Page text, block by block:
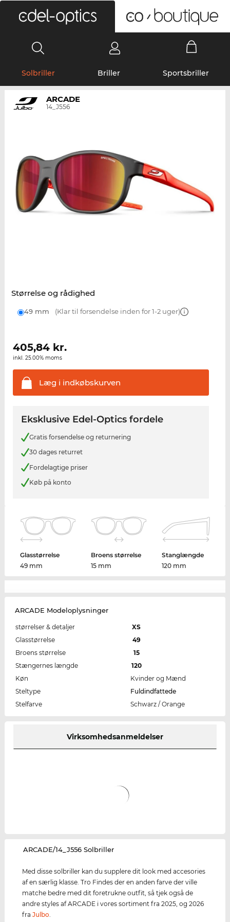
Solbriller Briller Sportsbriller
ARCADE
14_J556
Størrelse og rådighed
49 mm (Klar til forsendelse inden for 1-2 uger)
405,84kr.
inkl. 25.00% moms
Læg i indkøbskurven
Eksklusive Edel-Optics fordele
Gratis forsendelse og returnering
30 dages returret
Fordelagtige priser
Køb på konto
Glasstørrelse
49 mm
Broens størrelse
15 mm
Stanglængde
120 mm
ARCADE Modeloplysninger
størrelser & detaljer
XS
Glasstørrelse
49
Broens størrelse
15
Stængernes længde
120
Køn
Kvinder og Mænd
Steltype
Fuldindfattede
Stelfarve
Schwarz / Orange
Virksomhedsanmeldelser
‌ARCADE/14_J556 Solbriller
Med disse solbriller kan du supplere dit look med accesories
af en særlig klasse. Tro Findes der en anden farve der ville
matche bedre med dit foretrukne outfit, så tjek også de
andre styles af ARCADE i vores sortiment fra 2025, og 2026
fraJulbo